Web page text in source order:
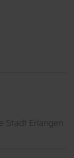
Stadt Erlangen